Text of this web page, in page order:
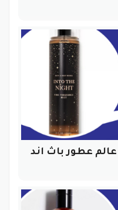
عطور باث اند